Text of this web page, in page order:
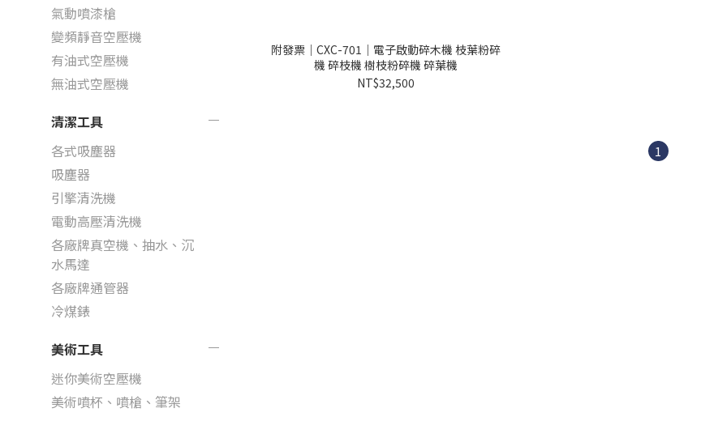
氣動噴漆槍
變頻靜音空壓機
有油式空壓機
無油式空壓機
清潔工具
各式吸塵器
吸塵器
引擎清洗機
電動高壓清洗機
各廠牌真空機、抽水、沉
水馬達
各廠牌通管器
冷煤錶
美術工具
迷你美術空壓機
美術噴杯、噴槍、筆架
附發票｜CXC-701｜電子啟動碎木機 枝葉粉碎
機 碎枝機 樹枝粉碎機 碎葉機
NT$32,500
1